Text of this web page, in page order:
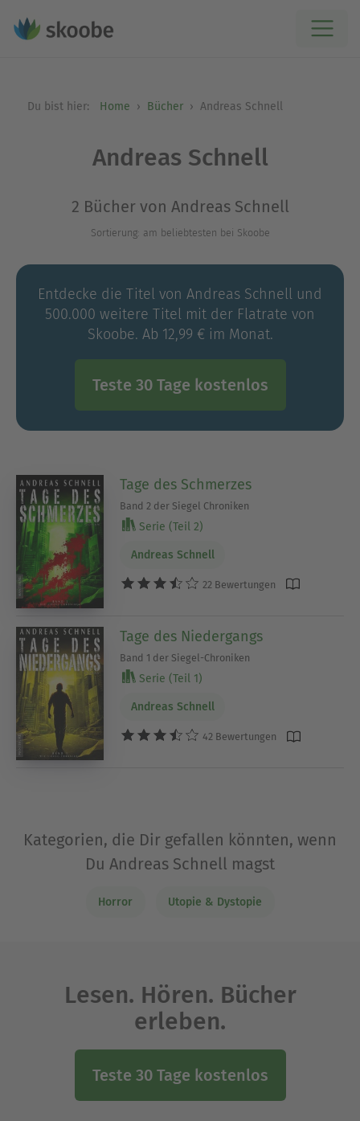
Du bist hier: Home Bücher Andreas Schnell
Andreas Schnell
2 Bücher von Andreas Schnell
Sortierung: am beliebtesten bei Skoobe
Entdecke die Titel von Andreas Schnell und
500.000 weitere Titel mit der Flatrate von
Skoobe. Ab 12,99 € im Monat.
Teste 30 Tage kostenlos
Tage des Schmerzes
Band 2 der Siegel Chroniken
Serie (Teil 2)
Andreas Schnell
22 Bewertungen
Tage des Niedergangs
Band 1 der Siegel-Chroniken
Serie (Teil 1)
Andreas Schnell
42 Bewertungen
Kategorien, die Dir gefallen könnten, wenn
Du Andreas Schnell magst
Horror Utopie & Dystopie
Lesen. Hören. Bücher
erleben.
Teste 30 Tage kostenlos